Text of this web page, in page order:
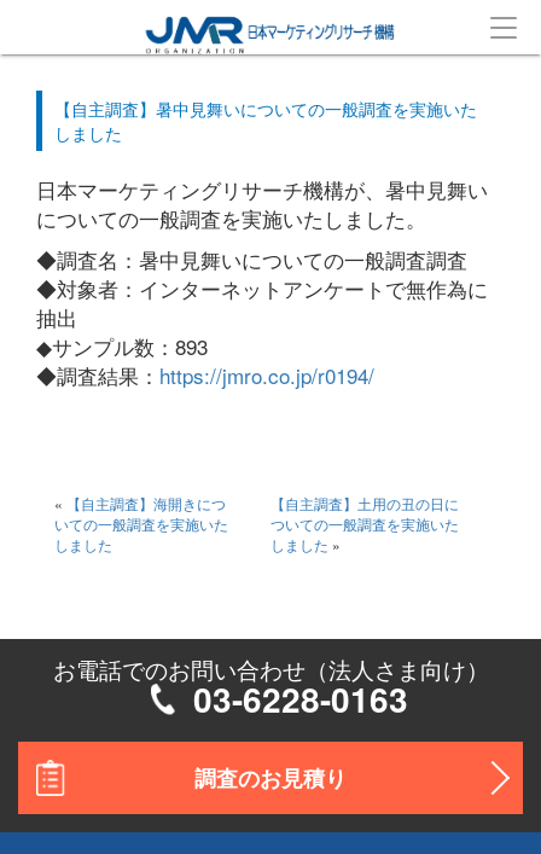
【自主調査】暑中見舞いについての一般調査を実施いた
しました
日本マーケティングリサーチ機構が、暑中見舞い
についての一般調査を実施いたしました。
◆調査名：暑中見舞いについての一般調査調査
◆対象者：インターネットアンケートで無作為に
抽出
◆サンプル数：893
◆調査結果： https://jmro.co.jp/r0194/
«
【自主調査】海開きにつ
いての一般調査を実施いた
しました
【自主調査】土用の丑の日に
ついての一般調査を実施いた
しました »
お電話でのお問い合わせ（法人さま向け）
03-6228-0163
調査のお見積り